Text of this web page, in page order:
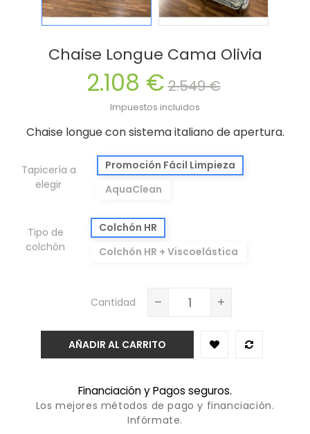
Chaise Longue Cama Olivia
2.108 €2.549 €
Impuestos incluidos
Chaise longue con sistema italiano de apertura.
Tapicería a
elegir
Promoción Fácil Limpieza
AquaClean
Tipo de
colchón
Colchón HR
Colchón HR + Viscoelástica
Cantidad
AÑADIR AL CARRITO
Financiación y Pagos seguros.
Los mejores métodos de pago y financiación.
Infórmate.